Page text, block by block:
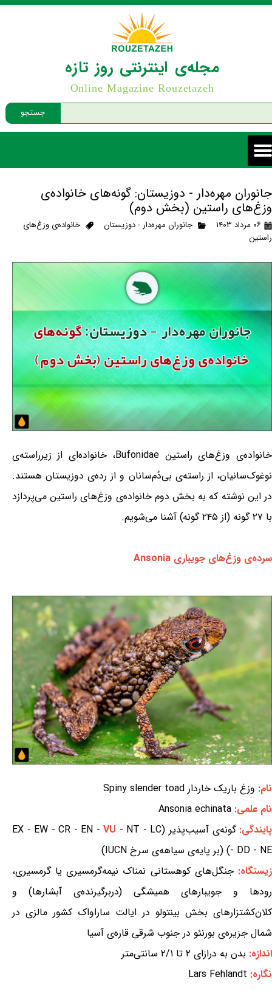
جستجو
مجله‌ی اینترنتی روز تازه
Online Magazine Rouzetazeh
جانوران مهره‌دار - دوزیستان: گونه‌های خانواده‌ی
وزغ‌های راستین (بخش دوم)
۰۶ مرداد ۱۴۰۳ جانوران مهره‌دار - دوزیستان
خانواده‌ی وزغ‌های
راستین
خانواده‌ی وزغ‌های راستین Bufonidae، خانواده‌ای از زیرراسته‌ی
نوغوک‌سانیان، از راسته‌ی بی‌دُم‌سانان و از رده‌ی دوزیستان هستند.
در این نوشته که به بخش دوم خانواده‌ی وزغ‌های راستین می‌پردازد
با ۲۷ گونه (از ۲۴۵ گونه) آشنا می‌شویم.
سرده‌ی وزغ‌های جویباری Ansonia
نام: وزغ باریک خاردار Spiny slender toad
نام علمی: Ansonia echinata
پایندگی:گونه‌ی آسیب‌پذیر (EX - EW - CR - EN - VU - NT - LC
- DD - NE) (بر پایه‌ی سیاهه‌ی سرخ IUCN)
زیستگاه:جنگل‌های کوهستانی نمناک نیمه‌گرمسیری یا گرمسیری،
رودها و جویبارهای همیشگی (دربرگیرنده‌ی آبشارها) و
کلان‌کشتزارهای بخش بینتولو در ایالت ساراواک کشور مالزی در
شمال جزیره‌ی بورنئو در جنوب شرقی قاره‌ی آسیا
اندازه: بدن به درازای ۲ تا ۲/۱ سانتی‌متر
نگاره: Lars Fehlandt